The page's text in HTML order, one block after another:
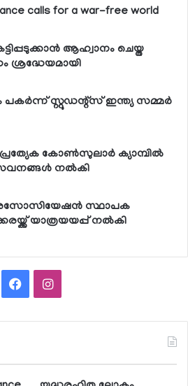
calls for a war-free world
ആഹ്വാനം ചെയ്ത
ശ്രദ്ധേയമായി
പകര്‍ന്ന് സ്റ്റുഡന്റ്‌സ് ഇന്ത്യ സമ്മര്‍
കോണ്‍സുലാര്‍ ക്യാമ്പില്‍
നല്‍കി
സ്ഥാപക
യാത്രയയപ്പ് നല്‍കി
FacebookInstagram